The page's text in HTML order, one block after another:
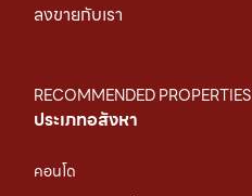
ลงขายกับเรา
RECOMMENDED PROPERTIES
ประเภทอสังหา
คอนโด